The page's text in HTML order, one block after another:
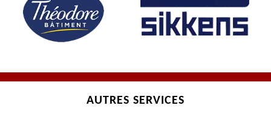
AUTRES SERVICES